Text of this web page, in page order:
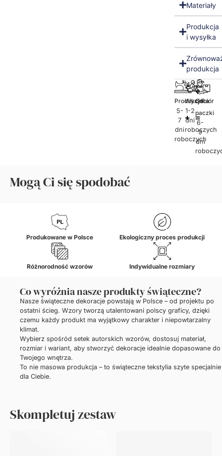
Materiały
Produkcja
i wysyłka
produkcja
Produkcja
5-
7
dni
roboczych
Wysyłka
1-2
dni
roboczych
Odbiór
paczki
6-
9
dni
Mogą Ci się spodobać
Produkowane w Polsce Ekologiczny proces produkcji
Różnorodność wzorów Indywidualne rozmiary
Co wyróżnia nasze produkty świąteczne?
Nasze świąteczne dekoracje powstają w Polsce – od projektu po
ostatni ścieg. Wzory tworzą utalentowani polscy graficy, dzięki
czemu każdy produkt ma wyjątkowy charakter i niepowtarzalny
klimat.
Wybierz spośród setek autorskich wzorów, dostosuj materiał,
rozmiar i wariant, aby stworzyć dekoracje idealnie dopasowane do
Twojego wnętrza.
To nie masowa produkcja – to świąteczne tekstylia szyte specjalnie
dla Ciebie.
Skompletuj zestaw